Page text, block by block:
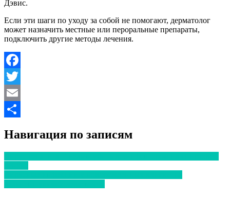
Дэвис.
Если эти шаги по уходу за собой не помогают, дерматолог
может назначить местные или пероральные препараты,
подключить другие методы лечения.
Facebook
Twitter
Email
Навигация по записям